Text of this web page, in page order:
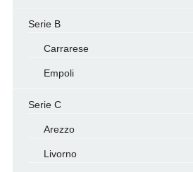
Serie B
Carrarese
Empoli
Serie C
Arezzo
Livorno